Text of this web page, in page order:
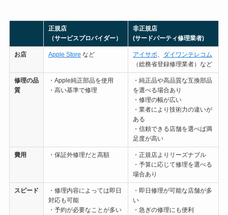
正規店
（サービスプロバイダー）
非正規店
(サードパーティ修理業者)
お店 Apple Store など アイサポ、 ダイワンテレコム
（総務省登録修理業者）など
修理の品
質
・Apple純正部品を使用
・高い基準で修理
・純正品や高品質な互換部品
を選べる場合あり
・修理の幅が広い
・業者により技術力の違いが
ある
・信頼できる店舗を選べば満
足度が高い
費用 ・保証外修理だと高額
・正規店よりリーズナブル
・予算に応じて修理を選べる
場合あり
スピード
・修理内容によっては即日
対応も可能
・予約が必要なことが多い
・即日修理が可能な店舗が多
い
・急ぎの修理にも便利